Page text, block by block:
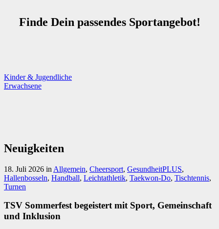
Finde Dein passendes Sportangebot!
Kinder & Jugendliche
Erwachsene
Neuigkeiten
18. Juli 2026 in Allgemein, Cheersport, GesundheitPLUS,
Hallenbosseln, Handball, Leichtathletik, Taekwon-Do, Tischtennis,
Turnen
TSV Sommerfest begeistert mit Sport, Gemeinschaft
und Inklusion